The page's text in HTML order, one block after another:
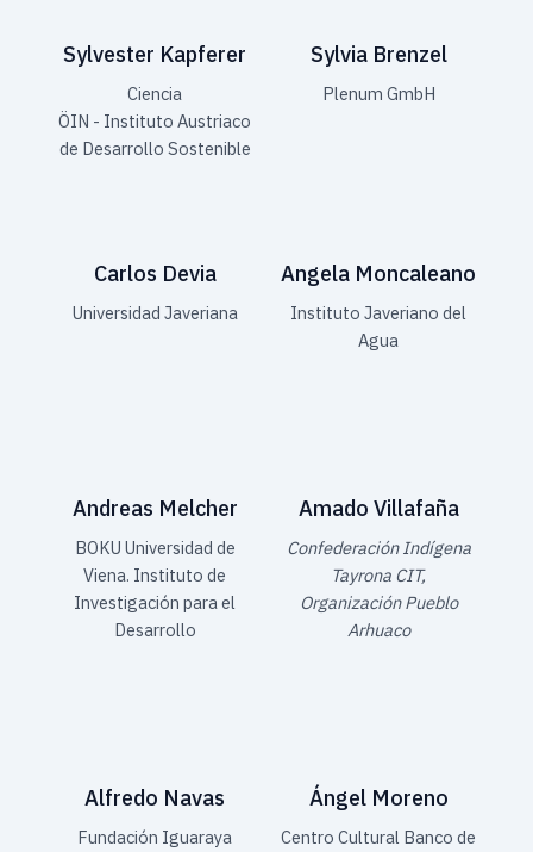
Sylvester Kapferer
Ciencia
ÖIN - Instituto Austriaco
de Desarrollo Sostenible
Sylvia Brenzel
Plenum GmbH
Carlos Devia
Universidad Javeriana
Angela Moncaleano
Instituto Javeriano del
Agua
Andreas Melcher
BOKU Universidad de
Viena. Instituto de
Investigación para el
Desarrollo
Amado Villafaña
Confederación Indígena
Tayrona CIT,
Organización Pueblo
Arhuaco
Alfredo Navas
Fundación Iguaraya
Ángel Moreno
Centro Cultural Banco de